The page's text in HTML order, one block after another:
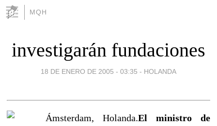
MQH
investigarán fundaciones
18 DE ENERO DE 2005 - 03:35 - HOLANDA
Ámsterdam, Holanda.El ministro de